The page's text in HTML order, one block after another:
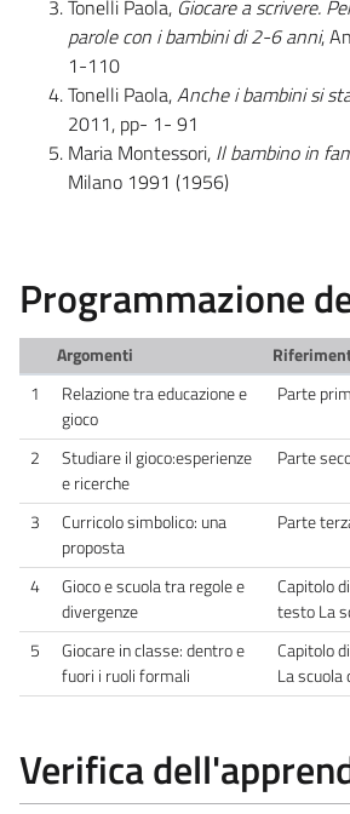
Tonelli Paola, Giocare a scrivere.
parole con i bambini di 2-6 anni,
1-110
Tonelli Paola,Anche i bambini si
2011, pp- 1- 91
Maria Montessori, Il bambino in
Milano 1991 (1956)
Programmazione
Argomenti
1
Relazione tra educazione e
gioco
Parte
2
Studiare il gioco:esperienze
e ricerche
Parte
3
Curricolo simbolico: una
proposta
Parte
4
Gioco e scuola tra regole e
divergenze
Capitolo
testo La
5
Giocare in classe: dentro e
fuori i ruoli formali
Capitolo
La scuola
Verifica